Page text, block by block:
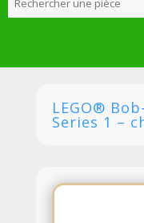
LEGO®
Series 1 –